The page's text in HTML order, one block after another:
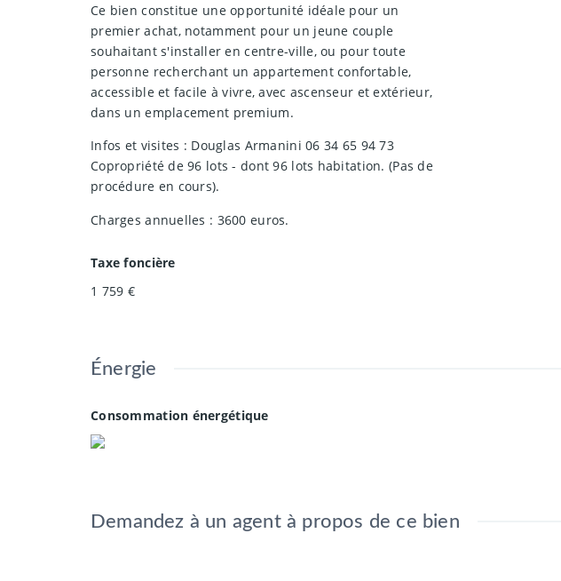
Ce bien constitue une opportunité idéale pour un
premier achat, notamment pour un jeune couple
souhaitant s'installer en centre-ville, ou pour toute
personne recherchant un appartement confortable,
accessible et facile à vivre, avec ascenseur et extérieur,
dans un emplacement premium.
Infos et visites : Douglas Armanini 06 34 65 94 73
Copropriété de 96 lots - dont 96 lots habitation. (Pas de
procédure en cours).
Charges annuelles : 3600 euros.
Taxe foncière
1 759 €
Énergie
Consommation énergétique
Demandez à un agent à propos de ce bien